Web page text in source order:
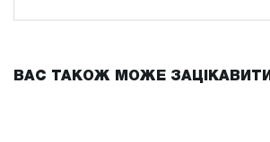
ВАС ТАКОЖ МОЖЕ ЗАЦІКАВИТИ